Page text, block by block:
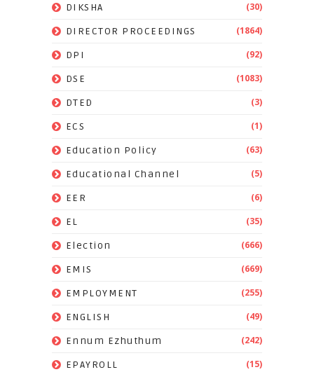
DIKSHA (30)
DIRECTOR PROCEEDINGS (1864)
DPI (92)
DSE (1083)
DTED (3)
ECS (1)
Education Policy (63)
Educational Channel (5)
EER (6)
EL (35)
Election (666)
EMIS (669)
EMPLOYMENT (255)
ENGLISH (49)
Ennum Ezhuthum (242)
EPAYROLL (15)